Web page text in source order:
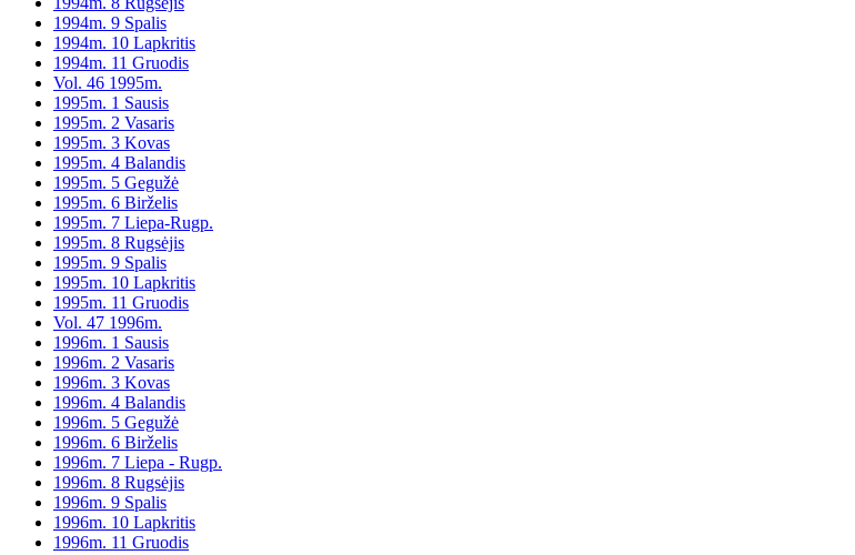
1994m. 9 Spalis
1994m. 10 Lapkritis
1994m. 11 Gruodis
Vol. 46 1995m.
1995m. 1 Sausis
1995m. 2 Vasaris
1995m. 3 Kovas
1995m. 4 Balandis
1995m. 5 Gegužė
1995m. 6 Birželis
1995m. 7 Liepa-Rugp.
1995m. 8 Rugsėjis
1995m. 9 Spalis
1995m. 10 Lapkritis
1995m. 11 Gruodis
Vol. 47 1996m.
1996m. 1 Sausis
1996m. 2 Vasaris
1996m. 3 Kovas
1996m. 4 Balandis
1996m. 5 Gegužė
1996m. 6 Birželis
1996m. 7 Liepa - Rugp.
1996m. 8 Rugsėjis
1996m. 9 Spalis
1996m. 10 Lapkritis
1996m. 11 Gruodis